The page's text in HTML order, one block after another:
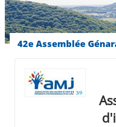
42e Assemblée